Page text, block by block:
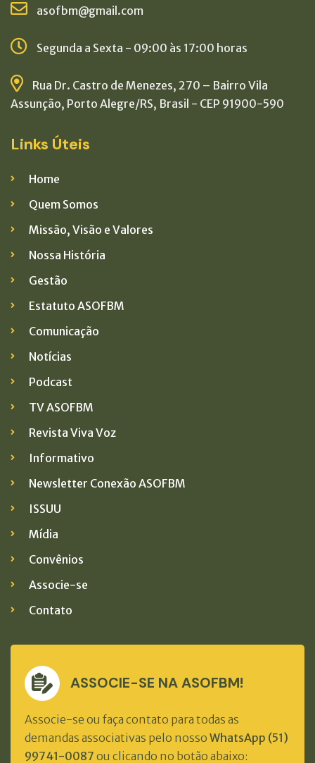
asofbm@gmail.com
Segunda a Sexta - 09:00 às 17:00 horas
Rua Dr. Castro de Menezes, 270 – Bairro Vila
Assunção, Porto Alegre/RS, Brasil - CEP 91900-590
Links Úteis
Home
Quem Somos
Missão, Visão e Valores
Nossa História
Gestão
Estatuto ASOFBM
Comunicação
Notícias
Podcast
TV ASOFBM
Revista Viva Voz
Informativo
Newsletter Conexão ASOFBM
ISSUU
Mídia
Convênios
Associe-se
Contato
ASSOCIE-SE NA ASOFBM!
Associe-se ou faça contato para todas as
demandas associativas pelo nosso WhatsApp (51)
99741-0087 ou clicando no botão abaixo: